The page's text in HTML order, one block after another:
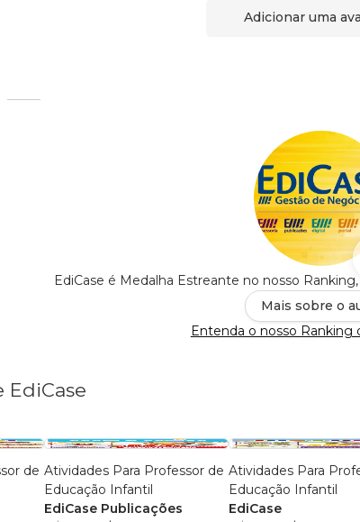
Adicionar uma
EdiCase é Medalha Estreante no nosso
Mais sobre o
Entenda o nosso Ranking
EdiCase
de Atividades Para Professor de
Educação Infantil
EdiCase Publicações
Atividades Para
Educação Infantil
EdiCase